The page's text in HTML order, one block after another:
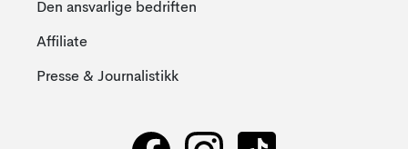
Den ansvarlige bedriften
Affiliate
Presse & Journalistikk